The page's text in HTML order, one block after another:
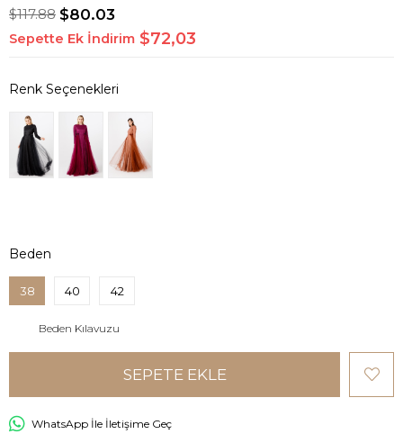
$117.88 $80.03
Sepette Ek İndirim $72,03
Beden
38 40 42
Beden Kılavuzu
WhatsApp İle İletişime Geç